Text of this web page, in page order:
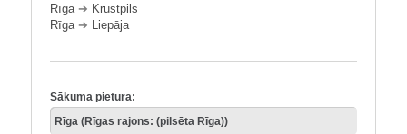
Rīga➔ Krustpils
Rīga➔ Liepāja
Sākuma pietura: